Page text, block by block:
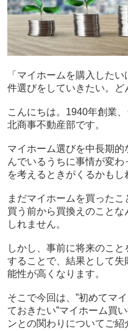
「マイホームを購入した
件選びをしていきたい。ど
こんにちは。1940年創業
北商事不動産部です。
マイホーム選びを中長期
んでいるうちに事情が変わ
を考えるときがくるかもし
まだマイホームを買った
買う前から買換えのこと
しれません。
しかし、事前に将来のこ
することで、結果として
能性が高くなります。
そこで今回は、”初めてマ
ておきたい”マイホーム買
ンとの関わりについてご紹